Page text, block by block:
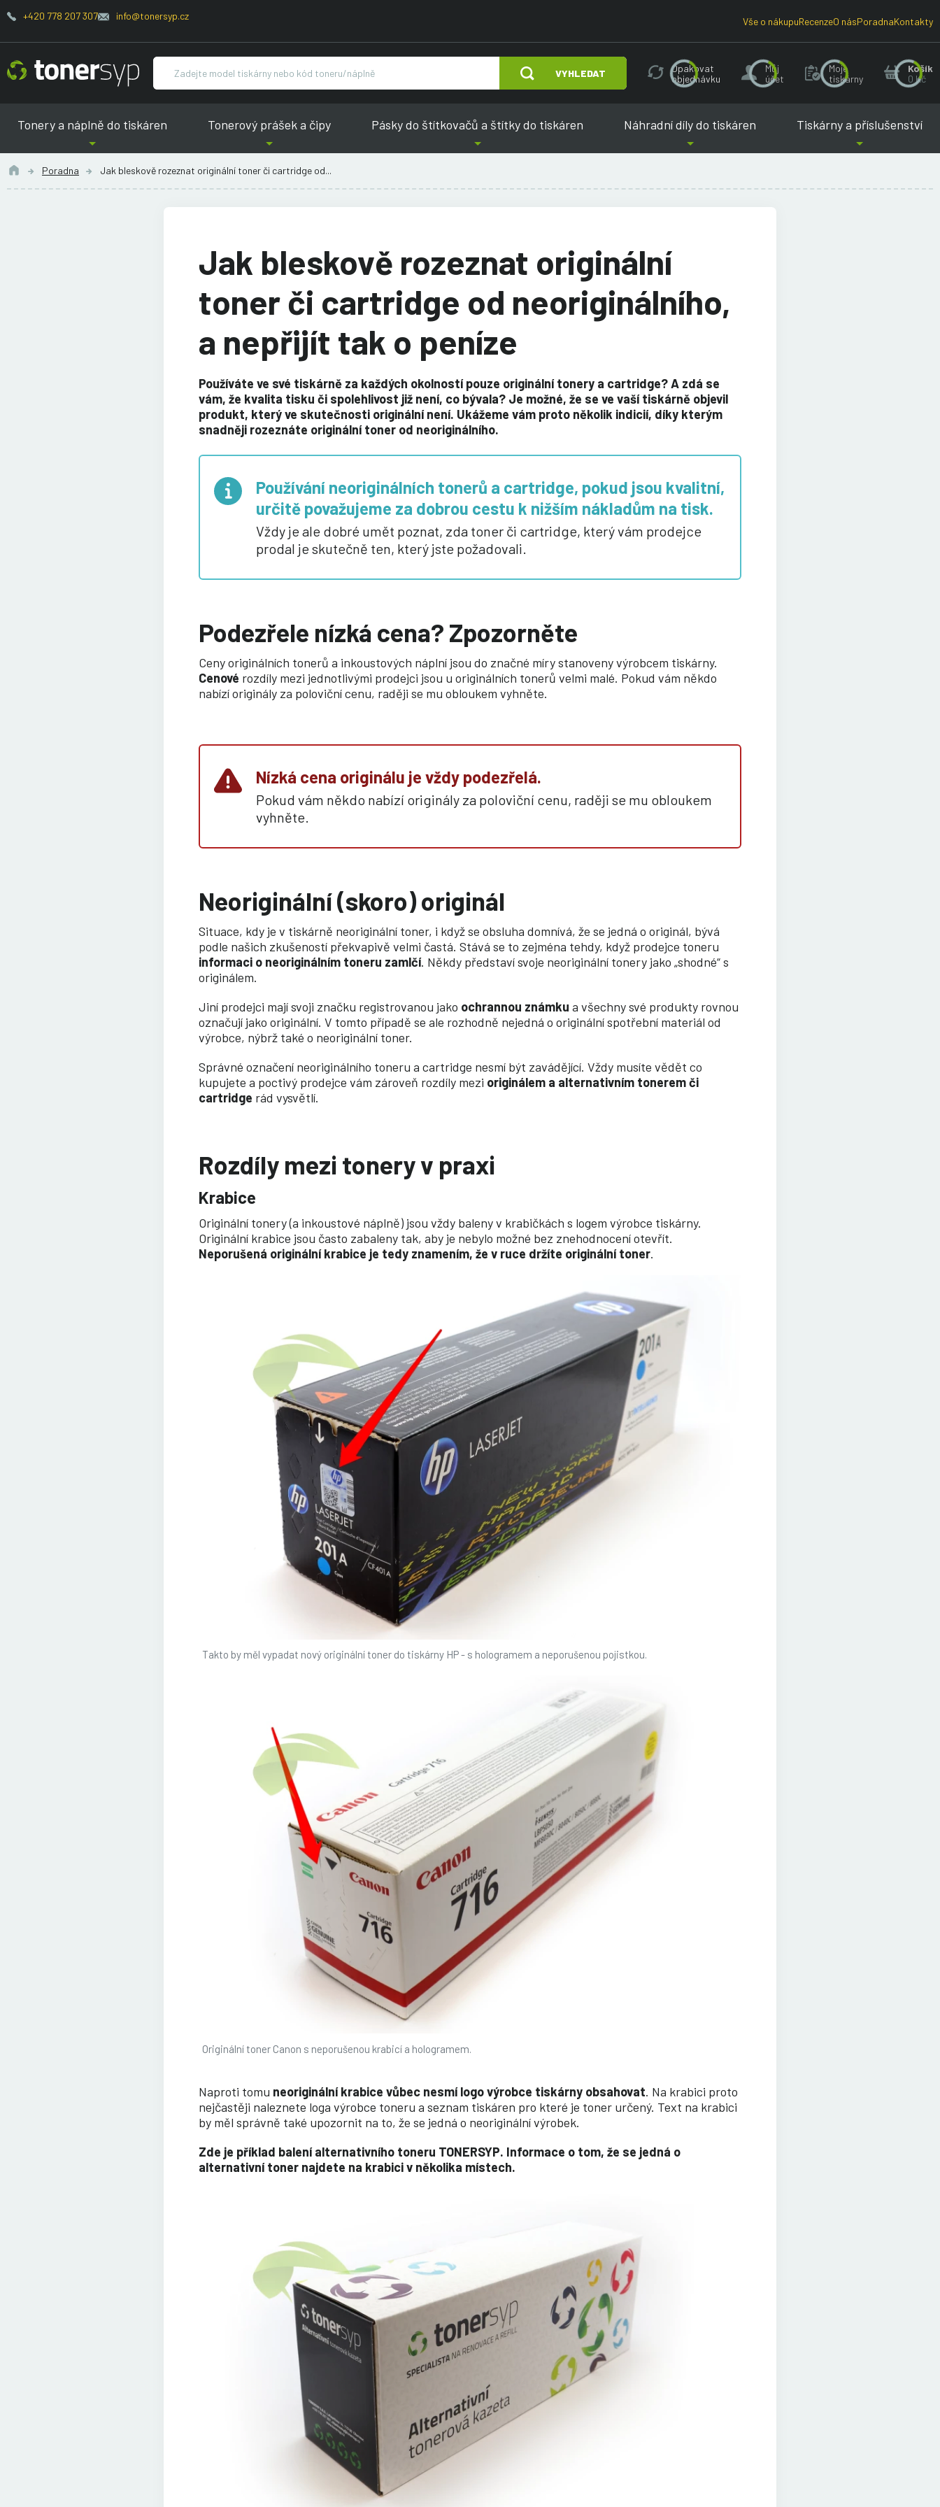
+420 778 207 307 info@tonersyp.cz Vše o nákupuRecenzeO násPoradnaKontakty
VYHLEDAT
Opakovat
objednávku
Můj
účet
Moje
tiskárny
Košík
0 Kč
Tonery a náplně do tiskáren Tonerový prášek a čipy Pásky do štítkovačů a štítky do tiskáren Náhradní díly do tiskáren Tiskárny a příslušenství
Poradna Jak bleskově rozeznat originální toner či cartridge od...
Jak bleskově rozeznat originální
toner či cartridge od neoriginálního,
a nepřijít tak o peníze
Používáte ve své tiskárně za každých okolností pouze originální tonery a cartridge? A zdá se
vám, že kvalita tisku či spolehlivost již není, co bývala? Je možné, že se ve vaší tiskárně objevil
produkt, který ve skutečnosti originální není. Ukážeme vám proto několik indicií, díky kterým
snadněji rozeznáte originální toner od neoriginálního.
Používání neoriginálních tonerů a cartridge, pokud jsou kvalitní,
určitě považujeme za dobrou cestu k nižším nákladům na tisk.
Vždy je ale dobré umět poznat, zda toner či cartridge, který vám prodejce
prodal je skutečně ten, který jste požadovali.
Podezřele nízká cena? Zpozorněte
Ceny originálních tonerů a inkoustových náplní jsou do značné míry stanoveny výrobcem tiskárny.
Cenové rozdíly mezi jednotlivými prodejci jsou u originálních tonerů velmi malé. Pokud vám někdo
nabízí originály za poloviční cenu, raději se mu obloukem vyhněte.
Nízká cena originálu je vždy podezřelá.
Pokud vám někdo nabízí originály za poloviční cenu, raději se mu obloukem
vyhněte.
Neoriginální (skoro) originál
Situace, kdy je v tiskárně neoriginální toner, i když se obsluha domnívá, že se jedná o originál, bývá
podle našich zkušeností překvapivě velmi častá. Stává se to zejména tehdy, když prodejce toneru
informaci o neoriginálním toneru zamlčí. Někdy představí svoje neoriginální tonery jako „shodné“ s
originálem.
Jiní prodejci mají svoji značku registrovanou jako ochrannou známku a všechny své produkty rovnou
označují jako originální. V tomto případě se ale rozhodně nejedná o originální spotřební materiál od
výrobce, nýbrž také o neoriginální toner.
Správné označení neoriginálního toneru a cartridge nesmí být zavádějící. Vždy musíte vědět co
kupujete a poctivý prodejce vám zároveň rozdíly mezi originálem a alternativním tonerem či
cartridge rád vysvětlí.
Rozdíly mezi tonery v praxi
Krabice
Originální tonery (a inkoustové náplně) jsou vždy baleny v krabičkách s logem výrobce tiskárny.
Originální krabice jsou často zabaleny tak, aby je nebylo možné bez znehodnocení otevřít.
Neporušená originální krabice je tedy znamením, že v ruce držíte originální toner.
Takto by měl vypadat nový originální toner do tiskárny HP - s hologramem a neporušenou pojistkou.
Originální toner Canon s neporušenou krabicí a hologramem.
Naproti tomu neoriginální krabice vůbec nesmí logo výrobce tiskárny obsahovat. Na krabici proto
nejčastěji naleznete loga výrobce toneru a seznam tiskáren pro které je toner určený. Text na krabici
by měl správně také upozornit na to, že se jedná o neoriginální výrobek.
Zde je příklad balení alternativního toneru TONERSYP. Informace o tom, že se jedná o
alternativní toner najdete na krabici v několika místech.